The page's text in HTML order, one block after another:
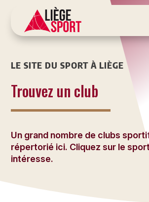
LE SITE DU SPORT À LIÈGE
Trouvez un club
Un grand nombre de clubs
répertorié ici. Cliquez sur le
intéresse.